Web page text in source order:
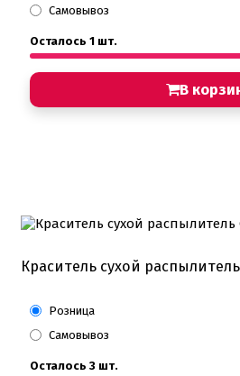
Самовывоз
Осталось 1 шт.
В
Краситель сухой
Розница
Самовывоз
Осталось 3 шт.